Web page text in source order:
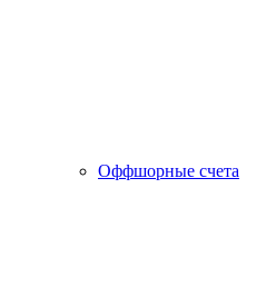
Оффшорные счета